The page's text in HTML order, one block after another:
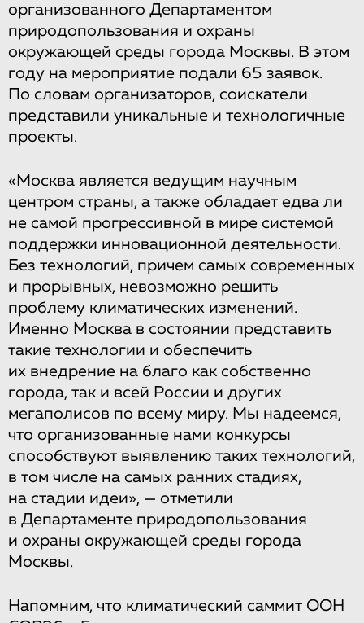
организованного Департаментом
природопользования и охраны
окружающей среды города Москвы. В этом
году на мероприятие подали 65 заявок.
По словам организаторов, соискатели
представили уникальные и технологичные
проекты.
«Москва является ведущим научным
центром страны, а также обладает едва ли
не самой прогрессивной в мире системой
поддержки инновационной деятельности.
Без технологий, причем самых современных
и прорывных, невозможно решить
проблему климатических изменений.
Именно Москва в состоянии представить
такие технологии и обеспечить
их внедрение на благо как собственно
города, так и всей России и других
мегаполисов по всему миру. Мы надеемся,
что организованные нами конкурсы
способствуют выявлению таких технологий,
в том числе на самых ранних стадиях,
на стадии идеи», — отметили
в Департаменте природопользования
и охраны окружающей среды города
Москвы.
Напомним, что климатический саммит ООН